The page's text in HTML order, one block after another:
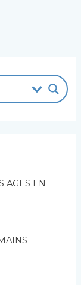
AGES EN